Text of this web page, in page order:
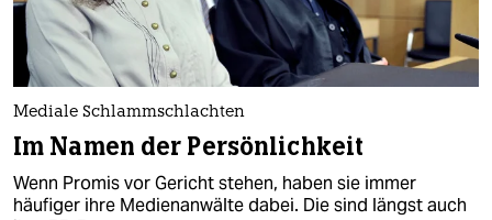
Mediale Schlammschlachten
Im Namen der Persönlichkeit
Wenn Promis vor Gericht stehen, haben sie immer
häufiger ihre Medienanwälte dabei. Die sind längst auch